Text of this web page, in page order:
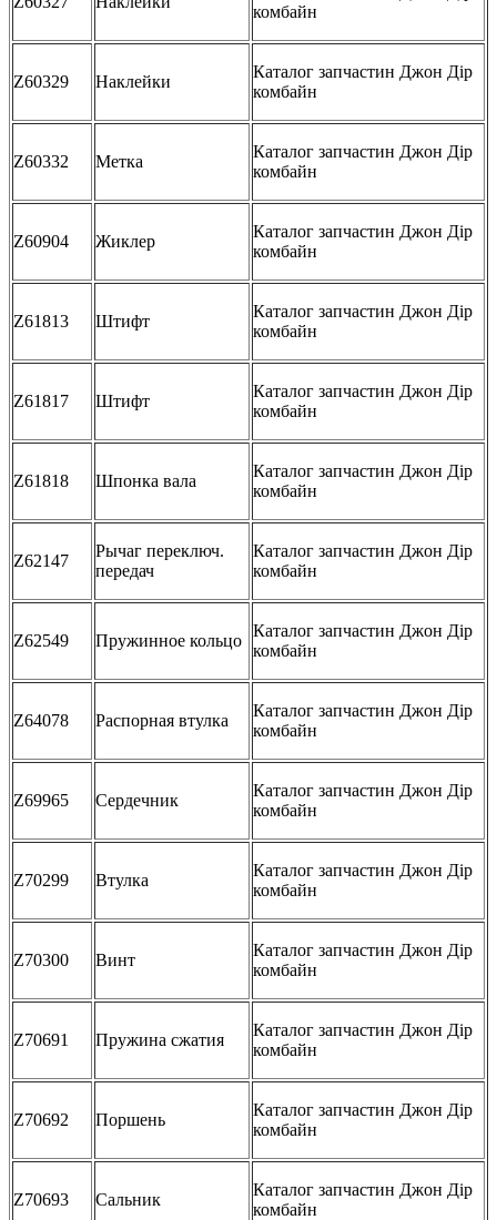
комбайн
Z60329 Наклейки
Каталог запчастин Джон Дір
комбайн
Z60332 Метка
Каталог запчастин Джон Дір
комбайн
Z60904 Жиклер
Каталог запчастин Джон Дір
комбайн
Z61813 Штифт
Каталог запчастин Джон Дір
комбайн
Z61817 Штифт
Каталог запчастин Джон Дір
комбайн
Z61818 Шпонка вала
Каталог запчастин Джон Дір
комбайн
Z62147
Рычаг переключ.
передач
Каталог запчастин Джон Дір
комбайн
Z62549 Пружинное кольцо
Каталог запчастин Джон Дір
комбайн
Z64078 Распорная втулка
Каталог запчастин Джон Дір
комбайн
Z69965 Сердечник
Каталог запчастин Джон Дір
комбайн
Z70299 Втулка
Каталог запчастин Джон Дір
комбайн
Z70300 Винт
Каталог запчастин Джон Дір
комбайн
Z70691 Пружина сжатия
Каталог запчастин Джон Дір
комбайн
Z70692 Поршень
Каталог запчастин Джон Дір
комбайн
Z70693 Сальник
Каталог запчастин Джон Дір
комбайн